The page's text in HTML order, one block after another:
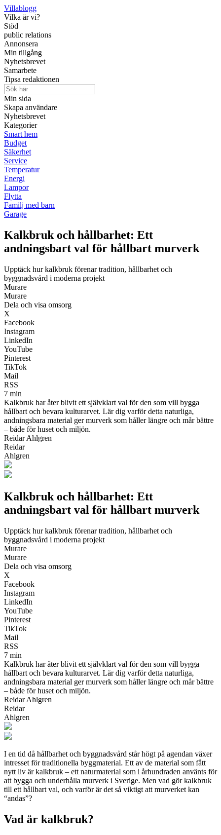
Villablogg
Vilka är vi?
Stöd
public relations
Annonsera
Min tillgång
Nyhetsbrevet
Samarbete
Tipsa redaktionen
Min sida
Skapa användare
Nyhetsbrevet
Kategorier
Smart hem
Budget
Säkerhet
Service
Temperatur
Energi
Lampor
Flytta
Familj med barn
Garage
Kalkbruk och hållbarhet: Ett
andningsbart val för hållbart murverk
Upptäck hur kalkbruk förenar tradition, hållbarhet och
byggnadsvård i moderna projekt
Murare
Murare
Dela och visa omsorg
X
Facebook
Instagram
LinkedIn
YouTube
Pinterest
TikTok
Mail
RSS
7 min
Kalkbruk har åter blivit ett självklart val för den som vill bygga
hållbart och bevara kulturarvet. Lär dig varför detta naturliga,
andningsbara material ger murverk som håller längre och mår bättre
– både för huset och miljön.
Reidar Ahlgren
Reidar
Ahlgren
Kalkbruk och hållbarhet: Ett
andningsbart val för hållbart murverk
Upptäck hur kalkbruk förenar tradition, hållbarhet och
byggnadsvård i moderna projekt
Murare
Murare
Dela och visa omsorg
X
Facebook
Instagram
LinkedIn
YouTube
Pinterest
TikTok
Mail
RSS
7 min
Kalkbruk har åter blivit ett självklart val för den som vill bygga
hållbart och bevara kulturarvet. Lär dig varför detta naturliga,
andningsbara material ger murverk som håller längre och mår bättre
– både för huset och miljön.
Reidar Ahlgren
Reidar
Ahlgren
I en tid då hållbarhet och byggnadsvård står högt på agendan växer
intresset för traditionella byggmaterial. Ett av de material som fått
nytt liv är kalkbruk – ett naturmaterial som i århundraden använts för
att bygga och underhålla murverk i Sverige. Men vad gör kalkbruk
till ett hållbart val, och varför är det så viktigt att murverket kan
“andas”?
Vad är kalkbruk?